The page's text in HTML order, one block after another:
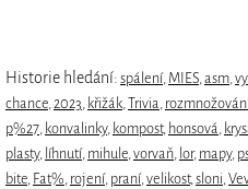
Historie hledání: spálení, MIES,asm,
chance,2023, křižák,Trivia,
p%27, konvalinky, kompost, honsová,
plasty, líhnutí, mihule,vorvaň, lor, mapy,
bite, Fat%, rojení, praní,velikost,sloni,